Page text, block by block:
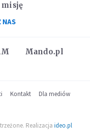
Mando.pl
misję
NAS
Kontakt
Dla mediów
Realizacja ideo.pl